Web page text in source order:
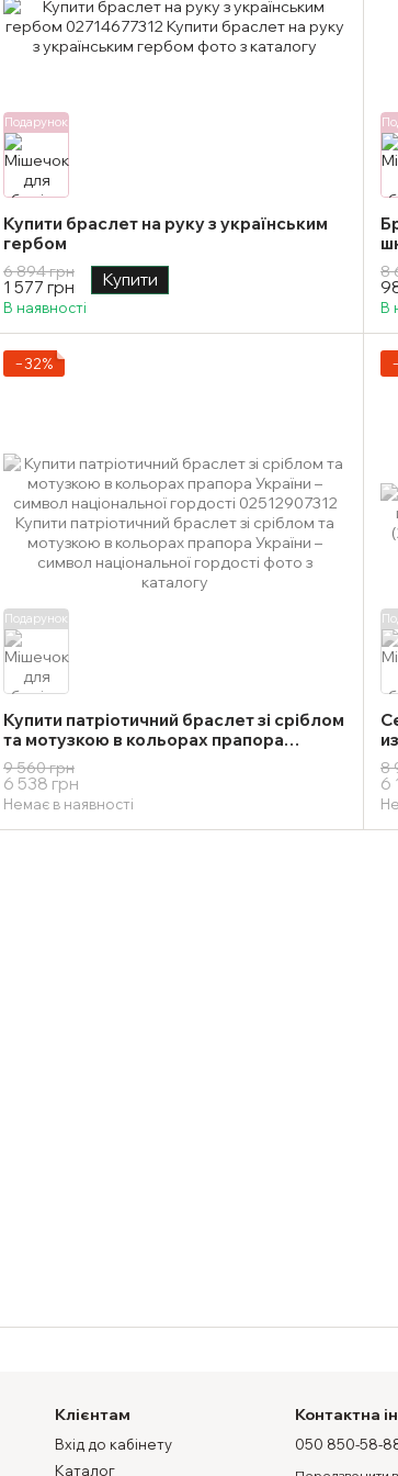
Подарунок
Купити браслет на руку з українським
гербом
6 894 грн
1 577 грн Купити
В наявності
8
В
Подарунок
−32%
Купити патріотичний браслет зі сріблом
та мотузкою в кольорах прапора
України – символ національної гордості
9 560 грн
6 538 грн
Немає в наявності
8
6
Клієнтам
Вхід до кабінету
Каталог
Контактна
050 850-58-